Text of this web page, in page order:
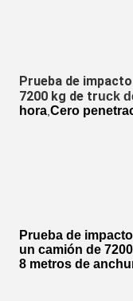
Prueba de
7200 kg de truck
hora Cero
Prueba de
un camión de
8 metros de